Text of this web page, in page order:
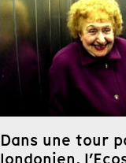
Dans une tour